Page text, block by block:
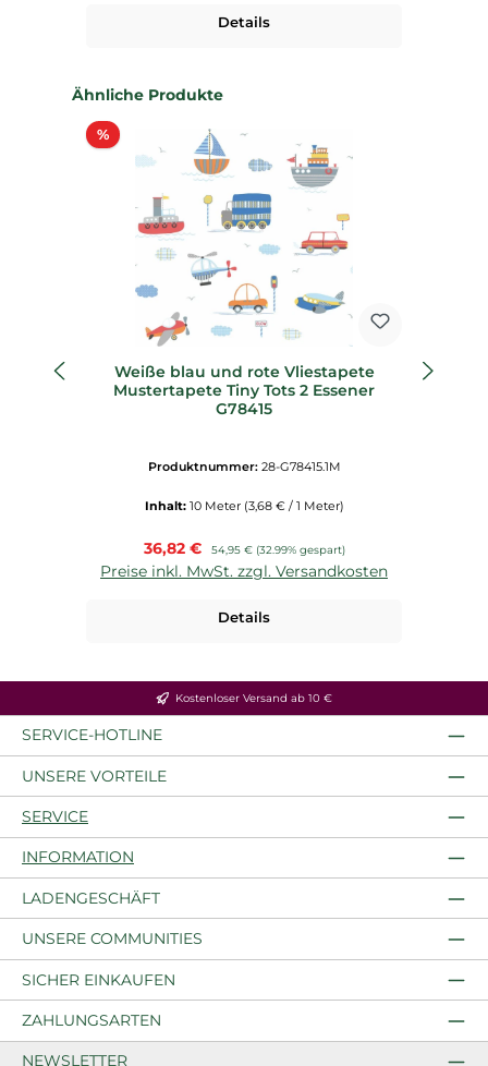
Details
Produktgalerie überspringen
Ähnliche Produkte
%Rabatt
Weiße blau und rote Vliestapete
Mustertapete Tiny Tots 2 Essener
G78415
Produktnummer: 28-G78415.1M
Inhalt: 10 Meter (3,68 € / 1 Meter)
Verkaufspreis:
36,82 € Regulärer Preis:
54,95 € (32.99% gespart)
Preise inkl. MwSt. zzgl. Versandkosten
Details
Kostenloser Versand ab 10 €
SERVICE-HOTLINE
UNSERE VORTEILE
SERVICE
INFORMATION
LADENGESCHÄFT
UNSERE COMMUNITIES
SICHER EINKAUFEN
ZAHLUNGSARTEN
NEWSLETTER